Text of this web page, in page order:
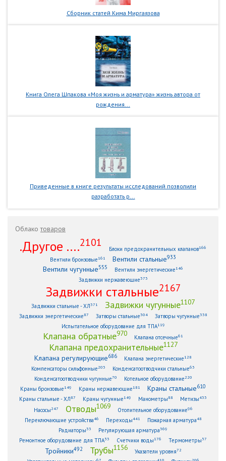
Сборник статей Кима Миргаязова
Книга Олега Шпакова «Моя жизнь и арматура» жизнь автора от
рождения...
Приведенные в книге результаты исследований позволили
разработать р...
Облакотоваров
.Другое ....2101
Блоки предохранительных клапанов166
Вентили бронзовые161 Вентили стальные933
Вентили чугунные555 Вентили энергетические146
Задвижки нержавеющие373
Задвижки стальные2167
Задвижки стальные - ХЛ371 Задвижки чугунные1107
Задвижки энергетические87 Затворы стальные304 Затворы чугунные338
Испытательное оборудование для ТПА119
Клапана обратные970 Клапана отсечные61
Клапана предохранительные1127
Клапана регулирующие686 Клапана энергетические128
Компенсаторы сильфонные 203 Конденсатоотводчики стальные63
Конденсатоотводчики чугунные70 Котельное оборудование 220
Краны бронзовые149 Краны нержавеющие181 Краны стальные610
Краны стальные - ХЛ87 Краны чугунные149 Манометры88 Метизы433
Насосы 247 Отводы1069 Отопительное оборудование96
Переключающие устройства46 Переходы441 Пожарная арматура48
Радиаторы33 Регулирующая арматура369
Ремонтное оборудование для ТПА53 Счетчики воды176 Термометры 57
Тройники492 Трубы1156 Указатели уровня72
67 410 206